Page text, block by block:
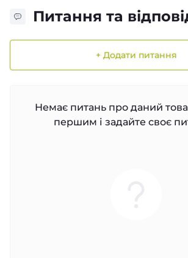
Питання та
+ Додати питання
Немає питань про даний
першим і задайте своє